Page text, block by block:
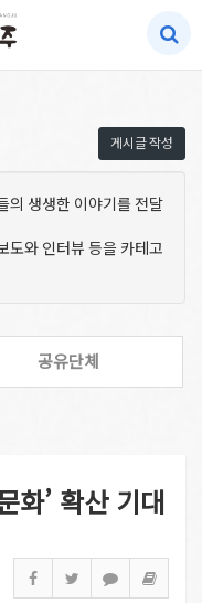
게시글 작성
의 생생한 이야기를 전달
도와 인터뷰 등을 카테고
공유단체
화’ 확산 기대